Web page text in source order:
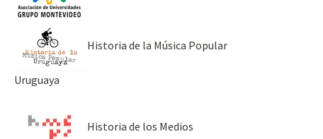
Historia de la Música Popular
Uruguaya
Historia de los Medios